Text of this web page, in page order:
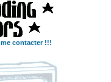
me contacter !!!